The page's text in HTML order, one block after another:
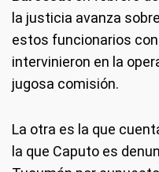
la justicia avanza
estos funcionarios
intervinieron en la
jugosa comisión.
La otra es la que
la que Caputo es